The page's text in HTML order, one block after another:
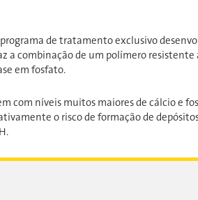
de tratamento exclusivo
combinação de um polímero
em fosfato.
com níveis muitos maiores de cálcio e
o risco de formação de